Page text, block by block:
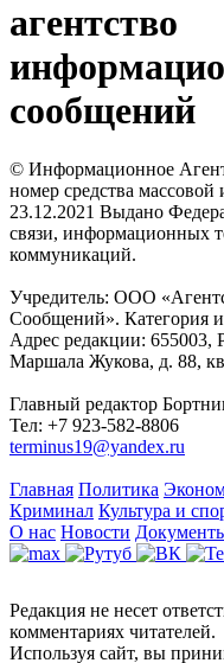
агентство
сообщений
© Информационное
номер средства
23.12.2021 Выдано
связи, информационных
коммуникаций.
Учредитель: ООО
Сообщений». Категория
Адрес редакции: 655003,
Маршала Жукова, д. 88,
Главный редактор
Тел: +7 923-582-8806
terminus19@yandex.ru
Главная Политика
Криминал Культура и
О нас Новости
Редакция не несет
комментариях читателей.
Используя сайт, вы